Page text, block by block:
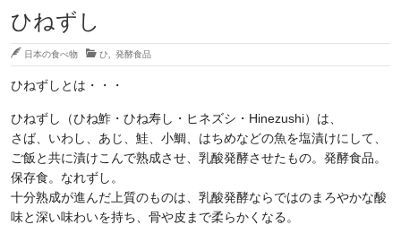
ひねずし
日本の食べ物 ひ 発酵食品
ひねずしとは・・・
ひねずし（ひね鮓・ひね寿し・ヒネズシ・Hinezushi）は、
さば、いわし、あじ、鮭、小鯛、はちめなどの魚を塩漬けにして、
ご飯と共に漬けこんで熟成させ、乳酸発酵させたもの。発酵食品。
保存食。なれずし。
十分熟成が進んだ上質のものは、乳酸発酵ならではのまろやかな酸
味と深い味わいを持ち、骨や皮まで柔らかくなる。